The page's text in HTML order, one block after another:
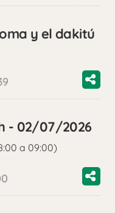
y el dakitú
- 02/07/2026
a 09:00)